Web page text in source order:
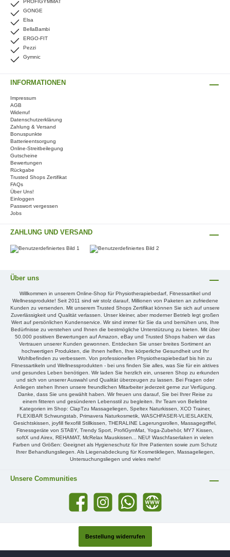
PROFIGYMMAT
GONGE
Elsa
BellaBambi
ERGO-FIT
Pezzi
Gymnic
ZAHLUNG UND VERSAND
INFORMATIONEN
Impressum
AGB
Widerruf
Datenschutzerklärung
Zahlung & Versand
Bonuspunkte
Batterieentsorgung
Online-Streitbeilegung
Gutscheine
Bewertungen
Rückgabe
Trusted Shops Zertifikat
FAQs
Über Uns!
Einloggen
Passwort vergessen
Jobs
Über uns
Willkommen in unserem Online-Shop für Physiotherapiebedarf, Fitnessartikel und
Wellnessprodukte! Seit 2011 sind wir stolz darauf, Millionen von Paketen an zufriedene
Kunden zu versenden. Mit unserem Trusted Shops Zertifikat können Sie sich auf unsere
Zuverlässigkeit und Qualität verlassen. Unser kleiner, aber moderner Betrieb legt großen
Wert auf persönlichen Kundenservice. Wir sind immer für Sie da und bemühen uns, Ihre
Bedürfnisse zu verstehen und Ihnen die bestmögliche Unterstützung zu bieten. Mit über
50.000 positiven Bewertungen auf Amazon, eBay und Trusted Shops haben wir das
Vertrauen unserer Kunden gewonnen. Entdecken Sie unser breites Sortiment an
hochwertigen Produkten, die Ihnen helfen, Ihre körperliche Gesundheit und Ihr
Wohlbefinden zu verbessern. Von professionellen Physiotherapiebedarf bis hin zu
Fitnessartikeln und Wellnessprodukten - bei uns finden Sie alles, was Sie für ein aktives
und gesundes Leben benötigen. Wir laden Sie herzlich ein, unseren Shop zu erkunden
und sich von unserer Auswahl und Qualität überzeugen zu lassen. Bei Fragen oder
Anliegen stehen Ihnen unsere freundlichen Mitarbeiter jederzeit gerne zur Verfügung.
Danke, dass Sie uns gewählt haben. Wir freuen uns darauf, Sie bei Ihrer Reise zu
einem fitteren und gesünderen Lebensstil zu begleiten. Ihr Team von Beliebte
Kategorien im Shop: ClapTzu Massageliegen, Speltex Naturkissen, XCO Trainer,
FLEXIBAR Schwungstab, Primavera Naturkosmetik, WASCHFASER-VLIESLAKEN,
Gesichtskissen, joyfill flexofill Stillkissen, THERALINE Lagerungsrollen, Massagegriffel,
Fitnessgeräte von STABY, Trendy Sport, ProfiGymMat, Yoga-Zubehör, MY7 Kissen,
softX und Airex, REHAMAT, McRelax Mauskissen... NEU! Waschfaserlaken in vielen
Farben und Größen: Geeignet als Hygieneschutz für Ihre Patienten sowie zum Schutz
Ihrer Behandlungsliegen. Als Liegenabdeckung für Kosmetikliegen, Massageliegen,
Untersuchungsliegen und vieles mehr!
Unsere Communities
Bestellung widerrufen